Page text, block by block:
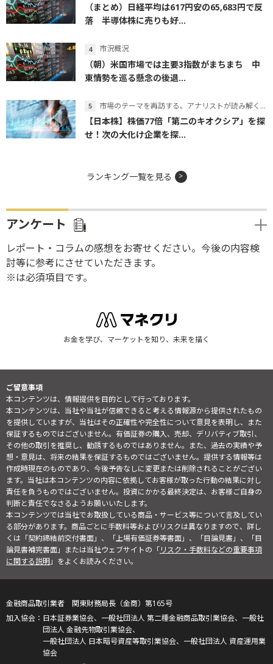
（まとめ）日経平均は617円安の65,683円で反
落 半導体株に売りも好...
市況概況
（朝）米国市場では主要3指数がまちまち 中
東情勢を巡る懸念の後退...
市場のテーマを再訪する。アナリストが読み解くテーマの本質
【日本株】株価77倍「第二のキオクシア」を探
せ！次の大化け企業を探...
ランキング一覧を見る
アンケート
レポート・コラムの感想をお寄せください。今後の内容検
討等に参考にさせていただきます。
※は必須項目です。
お金を学び、マーケットを知り、未来を描く
ご留意事項
本コンテンツは、情報提供を目的として行っております。
本コンテンツは、当社や当社が信頼できると考える情報源から提供されたもの
を提供していますが、当社はその正確性や完全性について意見を表明し、また
保証するものではございません。有価証券の購入、売却、デリバティブ取引、
その他の取引を推奨し、勧誘するものではありません。また、過去の実績や予
想・意見は、将来の結果を保証するものではございません。提供する情報等は
作成時現在のものであり、今後予告なしに変更または削除されることがござい
ます。当社は本コンテンツの内容に依拠してお客様が取った行動の結果に対し
責任を負うものではございません。投資にかかる最終決定は、お客様ご自身の
判断と責任でなさるようお願いいたします。
本コンテンツでは当社でお取扱している商品・サービス等について言及してい
る部分があります。商品ごとに手数料等およびリスクは異なりますので、詳し
くは「契約締結前交付書面」、「上場有価証券等書面」、「目論見書」、「目
論見書補完書面」または当社ウェブサイトの「リスク・手数料などの重要事項
に関する説明」をよくお読みください。
金融商品取引業者 関東財務局長（金商）第165号
日本証券業協会、一般社団法人 第二種金融商品取引業協会、一般社
団法人 金融先物取引業協会、
一般社団法人 日本暗号資産等取引業協会、一般社団法人 資産運用業
協会